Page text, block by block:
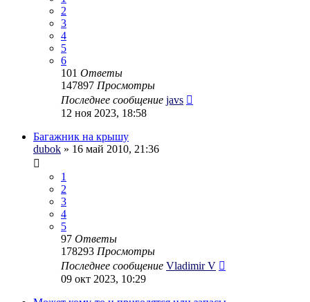
2
3
4
5
6
101 Ответы
147897 Просмотры
Последнее сообщение javs
12 ноя 2023, 18:58
Багажник на крышу
dubok » 16 май 2010, 21:36
1
2
3
4
5
97 Ответы
178293 Просмотры
Последнее сообщение Vladimir V
09 окт 2023, 10:29